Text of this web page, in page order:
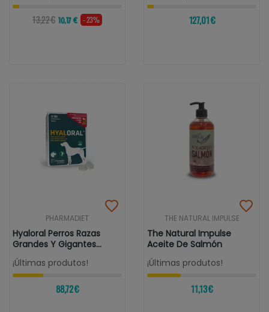
13,22 € 10,17 € - 23% 127,01 €
PHARMADIET
Hyaloral Perros Razas
Grandes Y Gigantes...
¡Últimas produtos!
88,72 €
THE NATURAL IMPULSE
The Natural Impulse
Aceite De Salmón
¡Últimas produtos!
11,13 €